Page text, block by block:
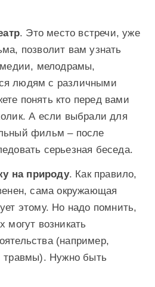
. Это место встречи, уже
позволит вам узнать
мелодрамы,
людям с различными
понять кто перед вами
А если выбрали для
фильм – после
серьезная беседа.
на природу. Как правило,
сама окружающая
этому. Но надо помнить,
могут возникать
(например,
травмы). Нужно быть